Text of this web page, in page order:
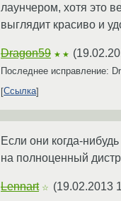
лаунчером, хотя это
выглядит красиво и
Dragon59 ★★ (
Последнее исправление:
Ссылка
Если они когда-
на полноценный дистр
Lennart ☆ (19.02.2013